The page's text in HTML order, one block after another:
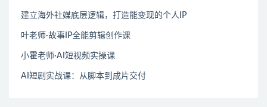
建立海外社媒底层逻辑，打造能变现的个人IP
叶老师·故事IP全能剪辑创作课
小霍老师·AI短视频实操课
AI短剧实战课：从脚本到成片交付